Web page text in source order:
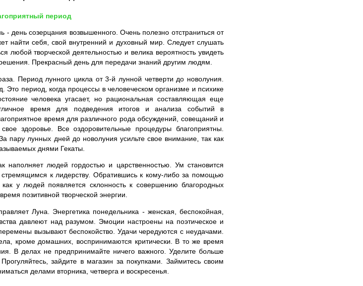
период
день созерцания возвышенного. Очень полезно отстраниться от
найти себя, свой внутренний и духовный мир. Следует слушать
любой творческой деятельностью и велика вероятность увидеть
Прекрасный день для передачи знаний другим людям.
Период лунного цикла от 3-й лунной четверти до новолуния.
Это период, когда процессы в человеческом организме и психике
человека угасает, но рациональная составляющая еще
время для подведения итогов и анализа событий в
время для различного рода обсуждений, совещаний и
здоровье. Все оздоровительные процедуры благоприятны.
пару лунных дней до новолуния усильте свое внимание, так как
днями Гекаты.
людей гордостью и царственностью. Ум становится
к лидерству. Обратившись к кому-либо за помощью
у людей появляется склонность к совершению благородных
позитивной творческой энергии.
Луна. Энергетика понедельника - женская, беспокойная,
давлеют над разумом. Эмоции настроены на поэтическое и
вызывают беспокойство. Удачи чередуются с неудачами.
кроме домашних, воспринимаются критически. В то же время
В делах не предпринимайте ничего важного. Уделите больше
зайдите в магазин за покупками. Займитесь своим
делами вторника, четверга и воскресенья.